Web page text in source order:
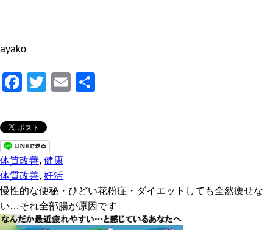
ayako
F
c
e
b
o
o
k
T
tt
er
E
体質改善, 健康
体質改善, 妊活
慢性的な便秘・ひどい花粉症・ダイエットしても全然痩せな
い…それ全部腸が原因です